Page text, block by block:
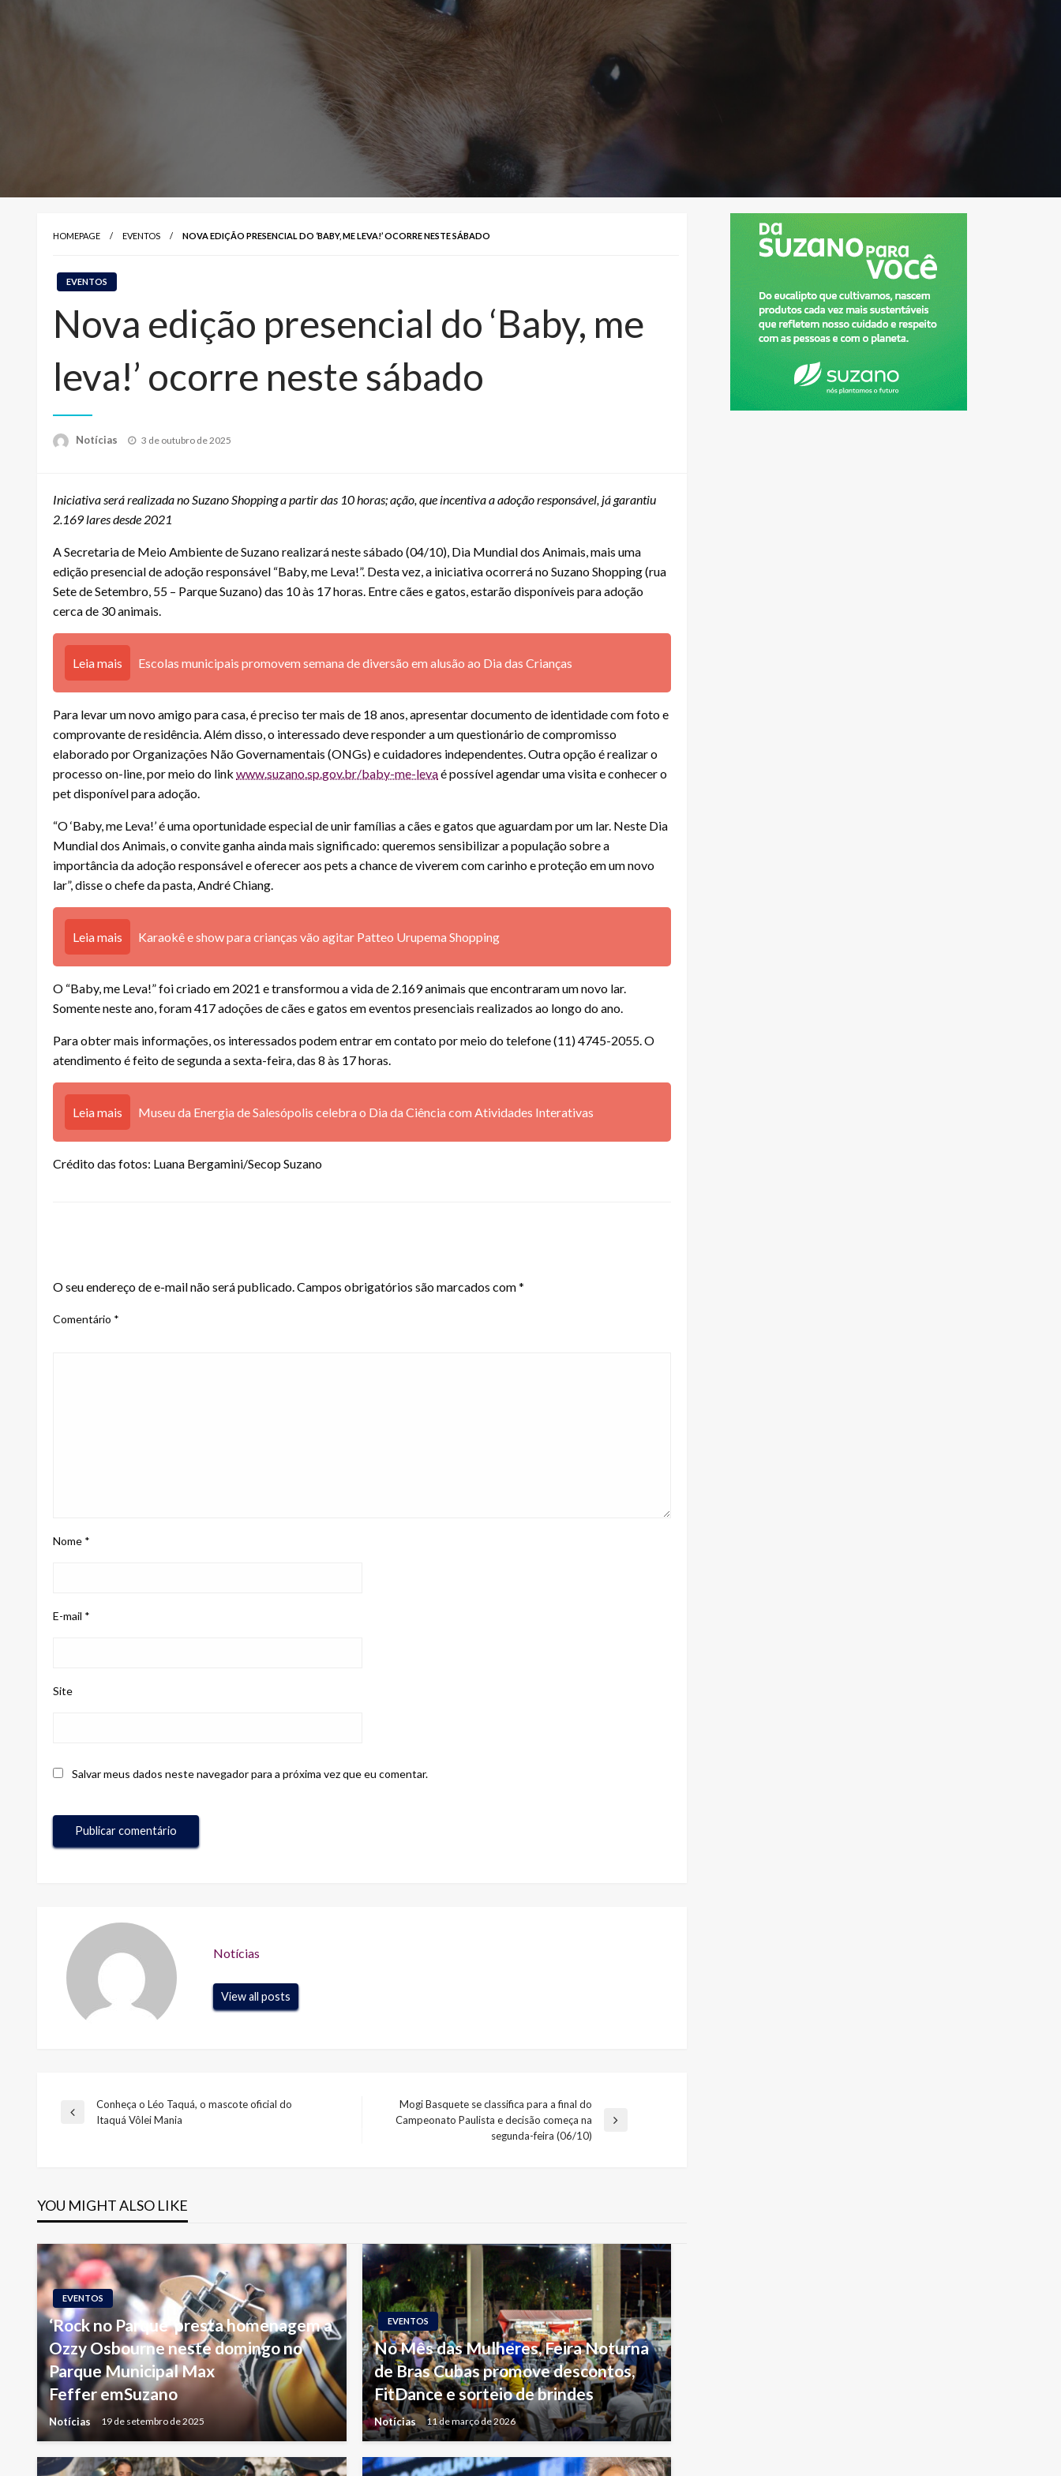
HOMEPAGE EVENTOS NOVA EDIÇÃO PRESENCIAL DO ‘BABY, ME LEVA!’ OCORRE NESTE SÁBADO
EVENTOS
Nova edição presencial do ‘Baby, me
leva!’ ocorre neste sábado
Notícias
Posted
3 de outubro de 2025
Iniciativa será realizada no Suzano Shopping a partir das 10 horas; ação, que incentiva a adoção responsável, já garantiu
2.169 lares desde 2021
A Secretaria de Meio Ambiente de Suzano realizará neste sábado (04/10), Dia Mundial dos Animais, mais uma
edição presencial de adoção responsável “Baby, me Leva!”. Desta vez, a iniciativa ocorrerá no Suzano Shopping (rua
Sete de Setembro, 55 – Parque Suzano) das 10 às 17 horas. Entre cães e gatos, estarão disponíveis para adoção
cerca de 30 animais.
Leia mais Escolas municipais promovem semana de diversão em alusão ao Dia das Crianças
Para levar um novo amigo para casa, é preciso ter mais de 18 anos, apresentar documento de identidade com foto e
comprovante de residência. Além disso, o interessado deve responder a um questionário de compromisso
elaborado por Organizações Não Governamentais (ONGs) e cuidadores independentes. Outra opção é realizar o
processo on-line, por meio do link www.suzano.sp.gov.br/baby-me-levaé possível agendar uma visita e conhecer o
pet disponível para adoção.
“O ‘Baby, me Leva!’ é uma oportunidade especial de unir famílias a cães e gatos que aguardam por um lar. Neste Dia
Mundial dos Animais, o convite ganha ainda mais significado: queremos sensibilizar a população sobre a
importância da adoção responsável e oferecer aos pets a chance de viverem com carinho e proteção em um novo
lar”, disse o chefe da pasta, André Chiang.
Leia mais Karaokê e show para crianças vão agitar Patteo Urupema Shopping
O “Baby, me Leva!” foi criado em 2021 e transformou a vida de 2.169 animais que encontraram um novo lar.
Somente neste ano, foram 417 adoções de cães e gatos em eventos presenciais realizados ao longo do ano.
Para obter mais informações, os interessados podem entrar em contato por meio do telefone (11) 4745-2055. O
atendimento é feito de segunda a sexta-feira, das 8 às 17 horas.
Leia mais Museu da Energia de Salesópolis celebra o Dia da Ciência com Atividades Interativas
Crédito das fotos: Luana Bergamini/Secop Suzano
O seu endereço de e-mail não será publicado.Campos obrigatórios são marcados com*
Comentário *
Nome *
E-mail *
Site
Salvar meus dados neste navegador para a próxima vez que eu comentar.
Notícias
View all posts
Navegação
Post
Previous
Conheça o Léo Taquá, o mascote oficial do
Itaquá Vôlei Mania
Next
Mogi Basquete se classifica para a final do
Campeonato Paulista e decisão começa na
segunda-feira (06/10)
YOU MIGHT ALSO LIKE
EVENTOS
‘Rock no Parque’ presta homenagem a
Ozzy Osbourne neste domingo no
Parque Municipal Max
Feffer emSuzano
Notícias 19 de setembro de 2025
EVENTOS
No Mês das Mulheres, Feira Noturna
de Bras Cubas promove descontos,
FitDance e sorteio de brindes
Notícias 11 de março de 2026